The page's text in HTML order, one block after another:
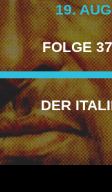
19.
FOLGE
DER